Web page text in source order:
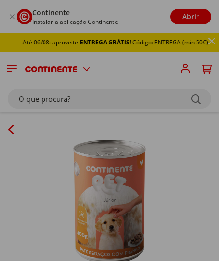
Continente
Instalar a aplicação Continente
Abrir
Até 06/08: aproveiteENTREGA GRÁTIS! Código: ENTREGA (min 50€)
O que procura?